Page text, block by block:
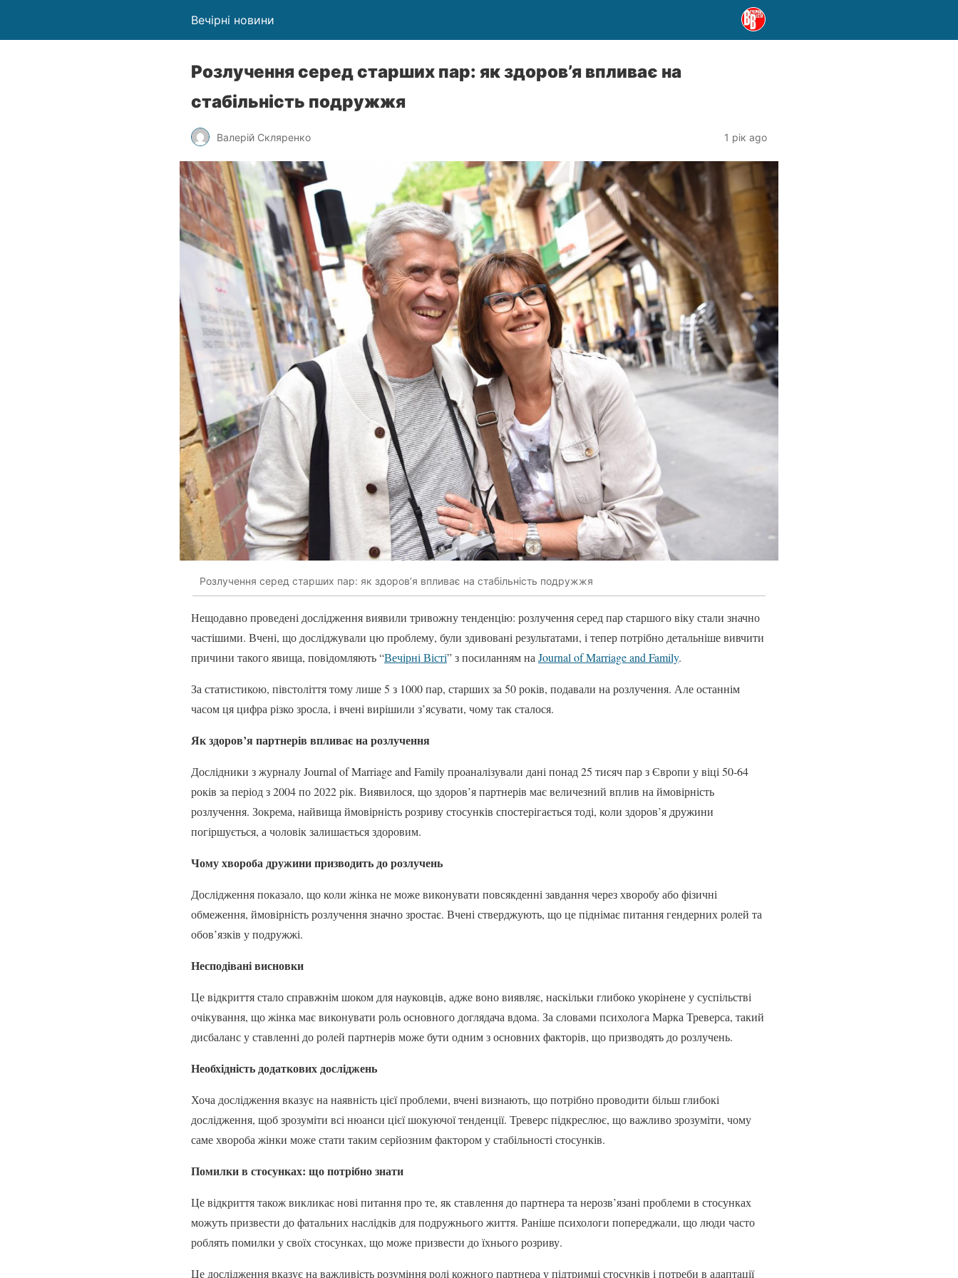
Вечірні новини
Розлучення серед старших пар: як здоров’я впливає на
стабільність подружжя
Валерій Скляренко 1 рік ago
Розлучення серед старших пар: як здоров’я впливає на стабільність подружжя
Нещодавно проведені дослідження виявили тривожну тенденцію: розлучення серед пар старшого віку стали значно
частішими. Вчені, що досліджували цю проблему, були здивовані результатами, і тепер потрібно детальніше вивчити
причини такого явища, повідомляють “Вечірні Вісті” з посиланням на Journal of Marriage and Family.
За статистикою, півстоліття тому лише 5 з 1000 пар, старших за 50 років, подавали на розлучення. Але останнім
часом ця цифра різко зросла, і вчені вирішили з’ясувати, чому так сталося.
Як здоров’я партнерів впливає на розлучення
Дослідники з журналу Journal of Marriage and Family проаналізували дані понад 25 тисяч пар з Європи у віці 50-64
років за період з 2004 по 2022 рік. Виявилося, що здоров’я партнерів має величезний вплив на ймовірність
розлучення. Зокрема, найвища ймовірність розриву стосунків спостерігається тоді, коли здоров’я дружини
погіршується, а чоловік залишається здоровим.
Чому хвороба дружини призводить до розлучень
Дослідження показало, що коли жінка не може виконувати повсякденні завдання через хворобу або фізичні
обмеження, ймовірність розлучення значно зростає. Вчені стверджують, що це піднімає питання гендерних ролей та
обов’язків у подружжі.
Несподівані висновки
Це відкриття стало справжнім шоком для науковців, адже воно виявляє, наскільки глибоко укорінене у суспільстві
очікування, що жінка має виконувати роль основного доглядача вдома. За словами психолога Марка Треверса, такий
дисбаланс у ставленні до ролей партнерів може бути одним з основних факторів, що призводять до розлучень.
Необхідність додаткових досліджень
Хоча дослідження вказує на наявність цієї проблеми, вчені визнають, що потрібно проводити більш глибокі
дослідження, щоб зрозуміти всі нюанси цієї шокуючої тенденції. Треверс підкреслює, що важливо зрозуміти, чому
саме хвороба жінки може стати таким серйозним фактором у стабільності стосунків.
Помилки в стосунках: що потрібно знати
Це відкриття також викликає нові питання про те, як ставлення до партнера та нерозв’язані проблеми в стосунках
можуть призвести до фатальних наслідків для подружнього життя. Раніше психологи попереджали, що люди часто
роблять помилки у своїх стосунках, що може призвести до їхнього розриву.
Це дослідження вказує на важливість розуміння ролі кожного партнера у підтримці стосунків і потреби в адаптації